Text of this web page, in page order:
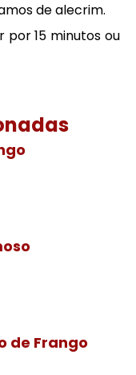
de alecrim.
por 15 minutos ou
de Frango